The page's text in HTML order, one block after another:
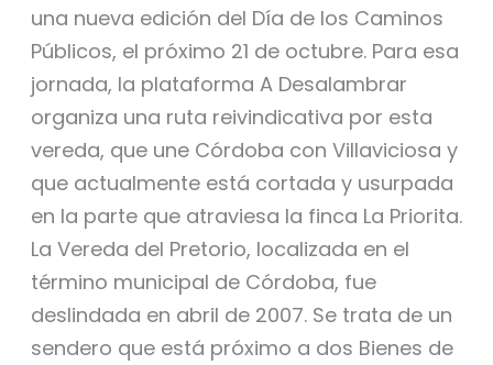
una nueva edición del Día de los Caminos
Públicos, el próximo 21 de octubre. Para esa
jornada, la plataforma A Desalambrar
organiza una ruta reivindicativa por esta
vereda, que une Córdoba con Villaviciosa y
que actualmente está cortada y usurpada
en la parte que atraviesa la finca La Priorita.
La Vereda del Pretorio, localizada en el
término municipal de Córdoba, fue
deslindada en abril de 2007. Se trata de un
sendero que está próximo a dos Bienes de